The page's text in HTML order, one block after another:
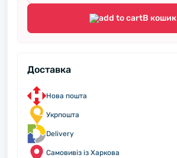
В кошик
Доставка
Нова пошта
Укрпошта
Delivery
Самовивіз із Харкова